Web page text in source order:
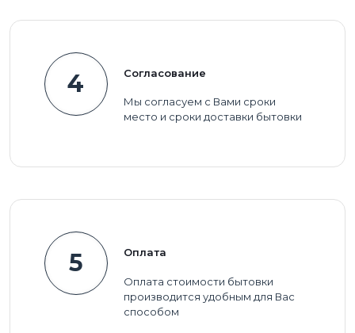
4 Согласование
Мы согласуем с Вами сроки
место и сроки доставки бытовки
5 Оплата
Оплата стоимости бытовки
производится удобным для Вас
способом